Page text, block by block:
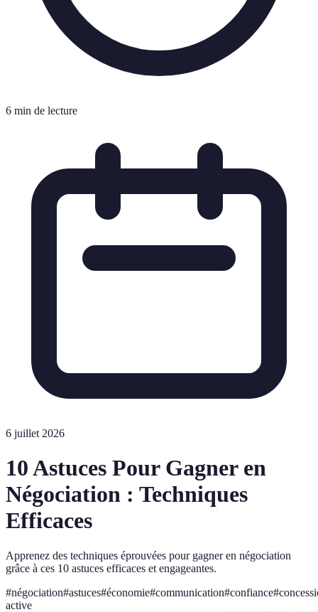
6 min de lecture
6 juillet 2026
10 Astuces Pour Gagner en
Négociation : Techniques
Efficaces
Apprenez des techniques éprouvées pour gagner en négociation
grâce à ces 10 astuces efficaces et engageantes.
#négociation#astuces#économie#communication#confiance#
active